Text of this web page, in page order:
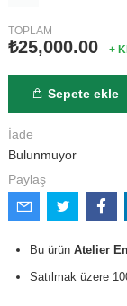
TOPLAM
₺25,000.00 +
Sepete ekle
İade
Bulunmuyor
Paylaş
Bu ürün Atelier
Satılmak üzere